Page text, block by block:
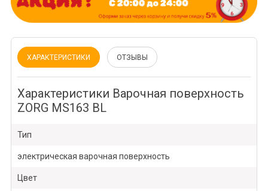
ХАРАКТЕРИСТИКИ ОТЗЫВЫ
Характеристики Варочная поверхность
ZORG MS163 BL
Тип
электрическая варочная поверхность
Цвет